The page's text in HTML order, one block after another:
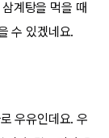
계탕을 먹을 때
수 있겠네요.
우유인데요. 우